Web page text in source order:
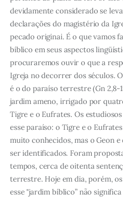
devidamente considerado se
declarações do magistério da
pecado originai. É o que vamos
bíblico em seus aspectos
procuraremos ouvir o que a
Igreja no decorrer dos séculos.
é o do paraíso terrestre (Gn 2,8-
jardim ameno, irrigado por
Tigre e o Eufrates. Os
esse paraíso: o Tigre e o
muito conhecidos, mas o Geon
ser identificados. Foram
tempos, cerca de oitenta
terrestre. Hoje em dia, porém,
esse "jardim bíblico” não